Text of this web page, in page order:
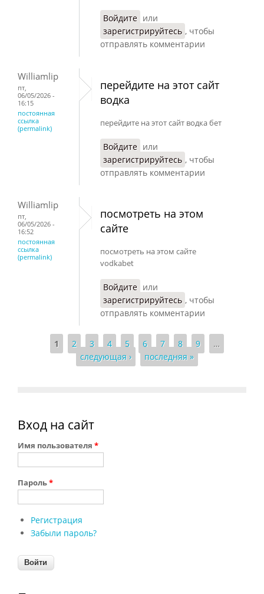
Войдите или
зарегистрируйтесь , чтобы
отправлять комментарии
Williamlip
пт,
06/05/2026 -
16:15
постоянная
ссылка
(permalink)
перейдите на этот сайт
водка
перейдите на этот сайт водка бет
Войдите или
зарегистрируйтесь , чтобы
отправлять комментарии
Williamlip
пт,
06/05/2026 -
16:52
постоянная
ссылка
(permalink)
посмотреть на этом
сайте
посмотреть на этом сайте
vodkabet
Войдите или
зарегистрируйтесь , чтобы
отправлять комментарии
Страницы
1 2 3 4 5 6 7 8 9
…
следующая ›
последняя »
Вход на сайт
Имя пользователя *
Пароль*
Регистрация
Забыли пароль?